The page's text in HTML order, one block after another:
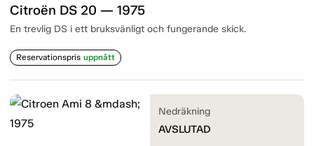
Citroën DS 20 — 1975
En trevlig DS i ett bruksvänligt och fungerande skick.
Reservationspris uppnått
Nedräkning
AVSLUTAD